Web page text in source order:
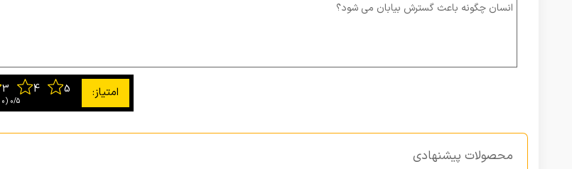
انسان چگونه باعث گسترش بیابان می شود؟
0/5 ‫(0 نظر)
محصولات پیشنهادی